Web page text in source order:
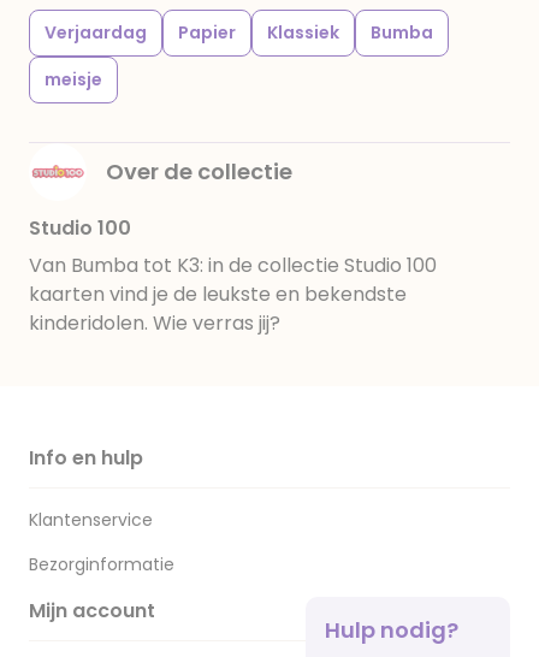
Verjaardag Papier Klassiek
Bumba
meisje
Over de collectie
Studio 100
Van Bumba tot K3: in de collectie Studio 100
kaarten vind je de leukste en bekendste
kinderidolen. Wie verras jij?
Info en hulp
Klantenservice
Bezorginformatie
Mijn account
Hulp nodig?